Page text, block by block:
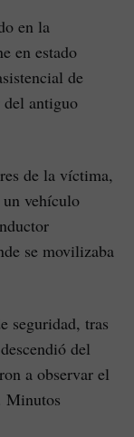
en la
en estado
de
del antiguo
de la víctima,
vehículo
se movilizaba
seguridad, tras
del
a observar el
Minutos